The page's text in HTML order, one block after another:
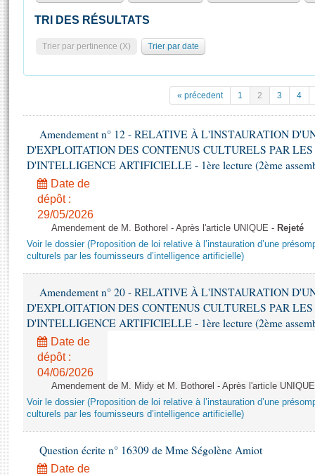
Pétitions
Projets de loi
Propositions de loi
Amendements
Textes adoptés
Rapports d'information
Rapports d'enquête
Rapports législatifs
Baromètre de l’application des lois
Dossiers législatifs
Budget et sécurité sociale
Questions écrites et orales
Comptes rendus des débats
Statistiques et chiffres clés
( Constitution | Règlement de l'Assemblée ... )
Juniors
Anciennes législatures
Liens vers les sites publics
Contacts et plan d'accès
Photos libres de droit
TRI DES RÉSULTATS
Trier par pertinence (X) Trier par date
« précedent 1 2 3 4
Amendement n° 12 - RELATIVE À L'INSTAURATION
D'EXPLOITATION DES CONTENUS CULTURELS PAR LES
D'INTELLIGENCE ARTIFICIELLE - 1ère lecture (2ème
Date de
dépôt :
29/05/2026
Amendement de M. Bothorel - Après l'article UNIQUE - Rejeté
Voir le dossier (Proposition de loi relative à l’instauration d’une
culturels par les fournisseurs d’intelligence artificielle)
Amendement n° 20 - RELATIVE À L'INSTAURATION
D'EXPLOITATION DES CONTENUS CULTURELS PAR LES
D'INTELLIGENCE ARTIFICIELLE - 1ère lecture (2ème
Date de
dépôt :
04/06/2026
Amendement de M. Midy et M. Bothorel - Après l'article
Voir le dossier (Proposition de loi relative à l’instauration d’une
culturels par les fournisseurs d’intelligence artificielle)
Question écrite n° 16309 de Mme Ségolène Amiot
Date de